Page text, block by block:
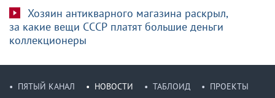
Хозяин антикварного магазина раскрыл,
за какие вещи СССР платят большие деньги
коллекционеры
ПЯТЫЙ КАНАЛ НОВОСТИ ТАБЛОИД
ПРОЕКТЫ